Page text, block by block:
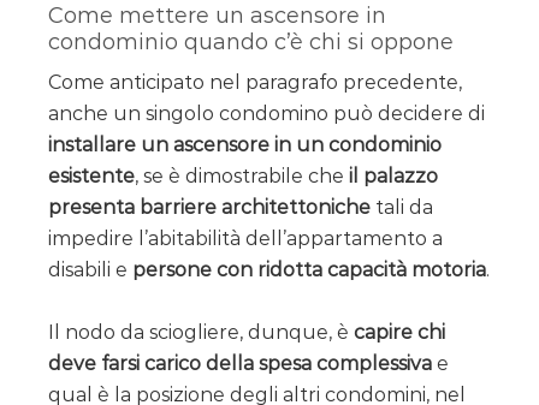
Come mettere un ascensore in
condominio quando c’è chi si oppone
Come anticipato nel paragrafo precedente,
anche un singolo condomino può decidere di
installare un ascensore in un condominio
esistente, se è dimostrabile che il palazzo
presenta barriere architettoniche tali da
impedire l’abitabilità dell’appartamento a
disabili e persone con ridotta capacità motoria.
Il nodo da sciogliere, dunque, è capire chi
deve farsi carico della spesa complessiva e
qual è la posizione degli altri condomini, nel